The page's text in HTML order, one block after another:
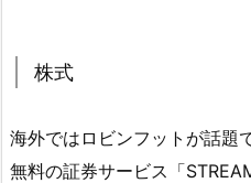
株式
海外ではロビンフットが話題
無料の証券サービス「